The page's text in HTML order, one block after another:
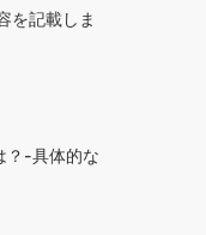
を記載しま
？-具体的な